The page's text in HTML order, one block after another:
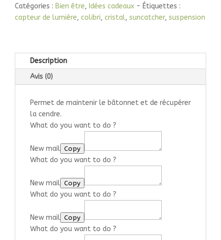
en
bois
Catégories : Bien être, Idées cadeaux
Étiquettes :
capteur de lumière, colibri, cristal, suncatcher, suspension
Description
Avis (0)
Permet de maintenir le bâtonnet et de récupérer
la cendre.
What do you want to do ?
New mail Copy
What do you want to do ?
New mail Copy
What do you want to do ?
New mail Copy
What do you want to do ?